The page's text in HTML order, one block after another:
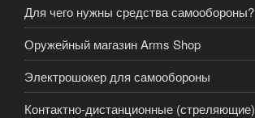
Для чего нужны средства самообороны?
Оружейный магазин Arms Shop
Электрошокер для самообороны
Контактно-дистанционные (стреляющие)